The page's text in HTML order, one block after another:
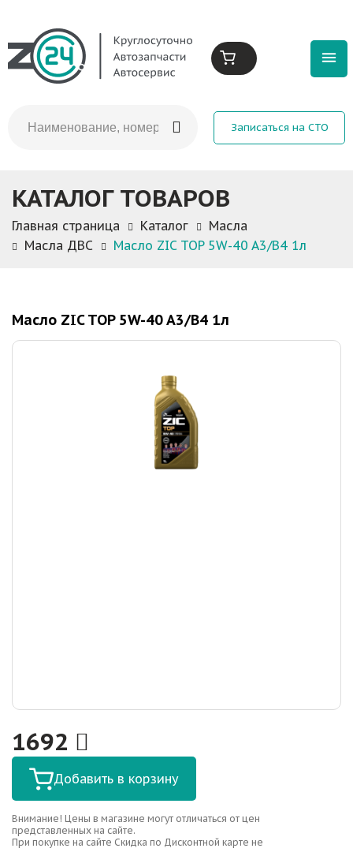
Записаться на СТО
КАТАЛОГ ТОВАРОВ
Главная страница Каталог
Масла
Масла ДВС
Масло ZIC TOP 5W-40 A3/B4 1л
Масло ZIC TOP 5W-40 A3/B4 1л
1692
Добавить в корзину
Внимание! Цены в магазине могут отличаться от цен
представленных на сайте.
При покупке на сайте Скидка по Дисконтной карте не